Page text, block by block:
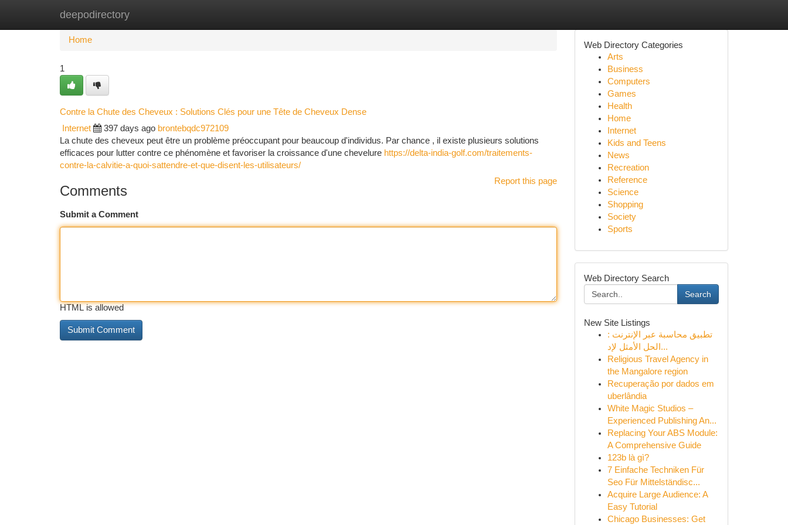
deepodirectory
Home New Site Listings
Home
1
Contre la Chute des Cheveux : Solutions Clés pour une Tête de Cheveux Dense
Internet 397 days ago brontebqdc972109
La chute des cheveux peut être un problème préoccupant pour beaucoup d'individus. Par chance , il existe plusieurs solutions
efficaces pour lutter contre ce phénomène et favoriser la croissance d'une chevelure https://delta-india-golf.com/traitements-
contre-la-calvitie-a-quoi-sattendre-et-que-disent-les-utilisateurs/
Report this page
Comments
Submit a Comment
HTML is allowed
Web Directory Categories
Arts
Business
Computers
Games
Health
Home
Internet
Kids and Teens
News
Recreation
Reference
Science
Shopping
Society
Sports
Web Directory Search
Search
New Site Listings
تطبيق محاسبة عبر الإنترنت :
الحل الأمثل لإد...
Religious Travel Agency in
the Mangalore region
Recuperação por dados em
uberlândia
White Magic Studios –
Experienced Publishing An...
Replacing Your ABS Module:
A Comprehensive Guide
123b là gì?
7 Einfache Techniken Für
Seo Für Mittelständisc...
Acquire Large Audience: A
Easy Tutorial
Chicago Businesses: Get